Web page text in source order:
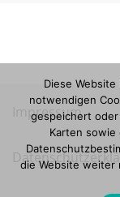
Impressum
Diese
notwendigen
gespeichert
Karten
die Website weiter